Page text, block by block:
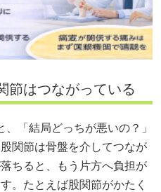
節はつながっている
「結局どっちが悪いの？」
関節は骨盤を介してつなが
ちると、もう片方へ負担が
。たとえば股関節がかたく